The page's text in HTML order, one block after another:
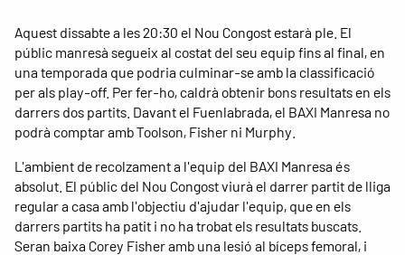
Aquest dissabte a les 20:30 el Nou Congost estarà ple. El
públic manresà segueix al costat del seu equip fins al final, en
una temporada que podria culminar-se amb la classificació
per als play-off. Per fer-ho, caldrà obtenir bons resultats en els
darrers dos partits. Davant el Fuenlabrada, el BAXI Manresa no
podrà comptar amb Toolson, Fisher ni Murphy.
L'ambient de recolzament a l'equip del BAXI Manresa és
absolut. El públic del Nou Congost viurà el darrer partit de lliga
regular a casa amb l'objectiu d'ajudar l'equip, que en els
darrers partits ha patit i no ha trobat els resultats buscats.
Seran baixa Corey Fisher amb una lesió al bíceps femoral, i